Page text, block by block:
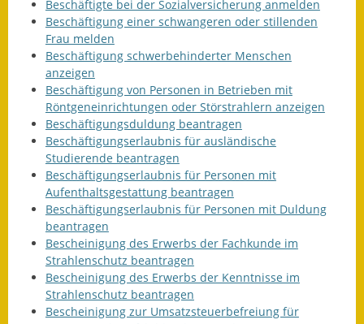
Beschäftigte bei der Sozialversicherung anmelden
Beschäftigung einer schwangeren oder stillenden
Frau melden
Beschäftigung schwerbehinderter Menschen
anzeigen
Beschäftigung von Personen in Betrieben mit
Röntgeneinrichtungen oder Störstrahlern anzeigen
Beschäftigungsduldung beantragen
Beschäftigungserlaubnis für ausländische
Studierende beantragen
Beschäftigungserlaubnis für Personen mit
Aufenthaltsgestattung beantragen
Beschäftigungserlaubnis für Personen mit Duldung
beantragen
Bescheinigung des Erwerbs der Fachkunde im
Strahlenschutz beantragen
Bescheinigung des Erwerbs der Kenntnisse im
Strahlenschutz beantragen
Bescheinigung zur Umsatzsteuerbefreiung für